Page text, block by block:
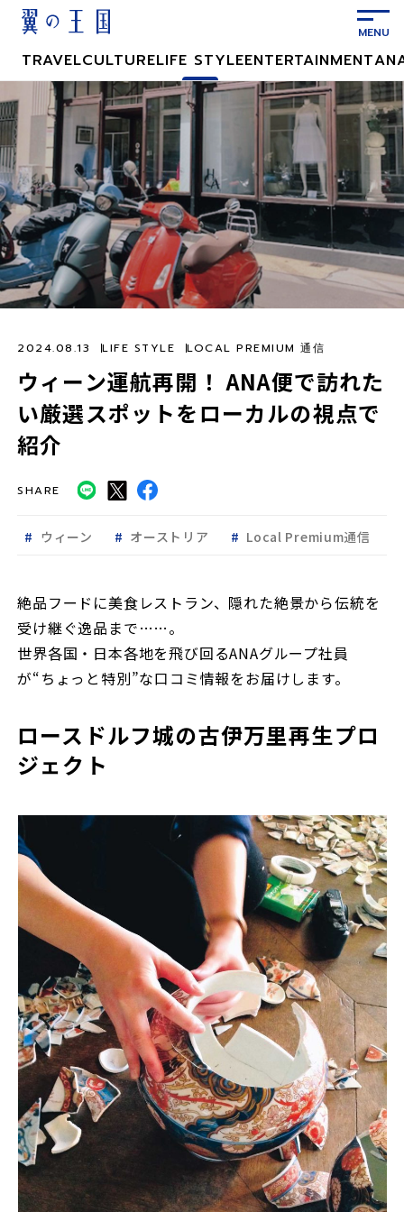
ン
テ
ン
ツ
に
ス
キ
ッ
プ
TRAVELCULTURELIFE STYLEENTERTAINMENT
ウィーン運航再開！ ANA便で訪れた
い厳選スポットをローカルの視点で
紹介
2024.08.13 LIFE STYLE LOCAL PREMIUM 通信
SHARE
ウィーン オーストリア Local Premium通信
絶品フードに美食レストラン、隠れた絶景から伝統を
受け継ぐ逸品まで……。
世界各国・日本各地を飛び回るANAグループ社員
が“ちょっと特別”な口コミ情報をお届けします。
ロースドルフ城の古伊万里再生プロ
ジェクト